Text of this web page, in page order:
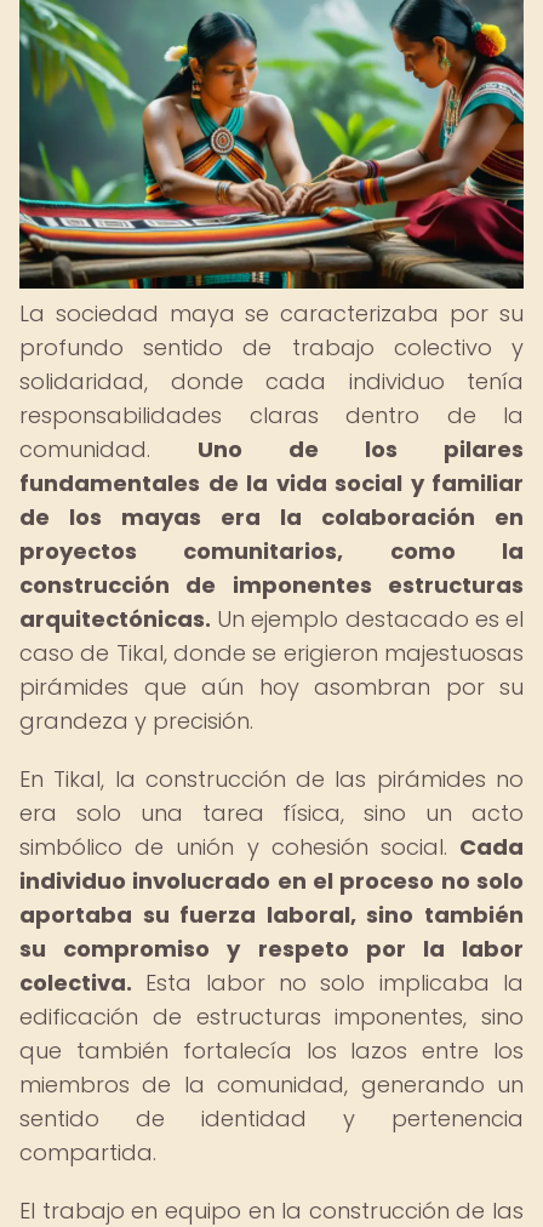
La sociedad maya se caracterizaba por su
profundo sentido de trabajo colectivo y
solidaridad, donde cada individuo tenía
responsabilidades claras dentro de la
comunidad. Uno de los pilares
fundamentales de la vida social y familiar
de los mayas era la colaboración en
proyectos comunitarios, como la
construcción de imponentes estructuras
arquitectónicas. Un ejemplo destacado es el
caso de Tikal, donde se erigieron majestuosas
pirámides que aún hoy asombran por su
grandeza y precisión.
En Tikal, la construcción de las pirámides no
era solo una tarea física, sino un acto
simbólico de unión y cohesión social. Cada
individuo involucrado en el proceso no solo
aportaba su fuerza laboral, sino también
su compromiso y respeto por la labor
colectiva. Esta labor no solo implicaba la
edificación de estructuras imponentes, sino
que también fortalecía los lazos entre los
miembros de la comunidad, generando un
sentido de identidad y pertenencia
compartida.
El trabajo en equipo en la construcción de las